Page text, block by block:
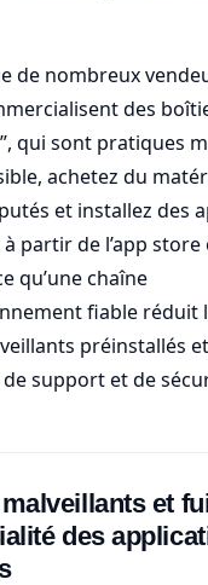
de nombreux
des
qui sont pratiques
achetez du
et installez des
partir de l’app store
qu’une chaîne
fiable réduit
préinstallés
support et de
et
des